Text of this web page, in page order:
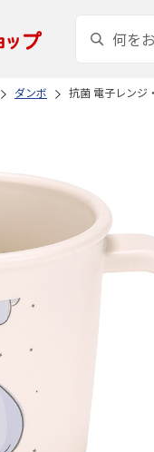
ダンボ 抗菌 電子レンジ